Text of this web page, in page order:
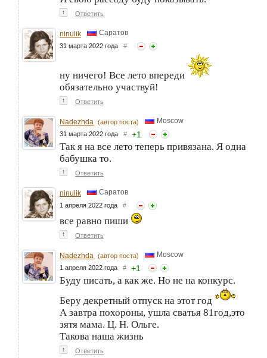
↑ Ответить
ninulik Саратов
31 марта 2022 года #
ну ничего! Все лето впереди
обязательно участвуй!
↑ Ответить
Nadezhda (автор поста) Moscow
31 марта 2022 года # +1
Так я на все лето теперь привязана. Я одна
бабушка то.
↑ Ответить
ninulik Саратов
1 апреля 2022 года #
все равно пиши
↑ Ответить
Nadezhda (автор поста) Moscow
1 апреля 2022 года # +1
Буду писать, а как же. Но не на конкурс.
Беру декретный отпуск на этот год
А завтра похороны, ушла сватья 81год,это
зятя мама. Ц. Н. Ольге.
Такова наша жизнь
↑ Ответить